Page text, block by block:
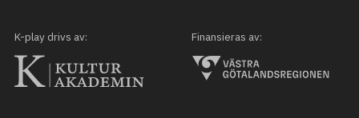
Mina favoriter
K-play drivs av: Finansieras av: